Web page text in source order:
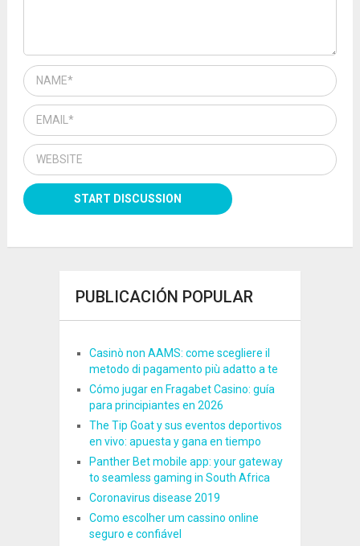
PUBLICACIÓN POPULAR
Casinò non AAMS: come scegliere il
metodo di pagamento più adatto a te
Cómo jugar en Fragabet Casino: guía
para principiantes en 2026
The Tip Goat y sus eventos deportivos
en vivo: apuesta y gana en tiempo
Panther Bet mobile app: your gateway
to seamless gaming in South Africa
Coronavirus disease 2019
Como escolher um cassino online
seguro e confiável